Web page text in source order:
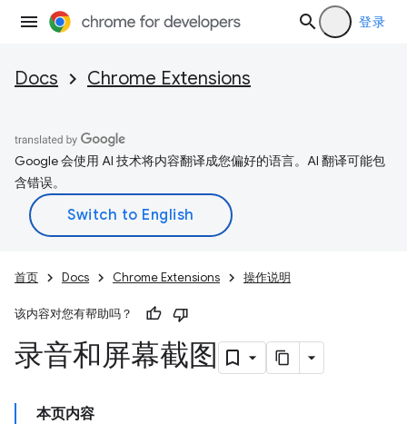
登录
Docs Chrome Extensions
Google 会使用 AI 技术将内容翻译成您偏好的语言。AI 翻译可能包
含错误。
首页 Docs Chrome Extensions 操作说明
该内容对您有帮助吗？
录音和屏幕截图
本页内容